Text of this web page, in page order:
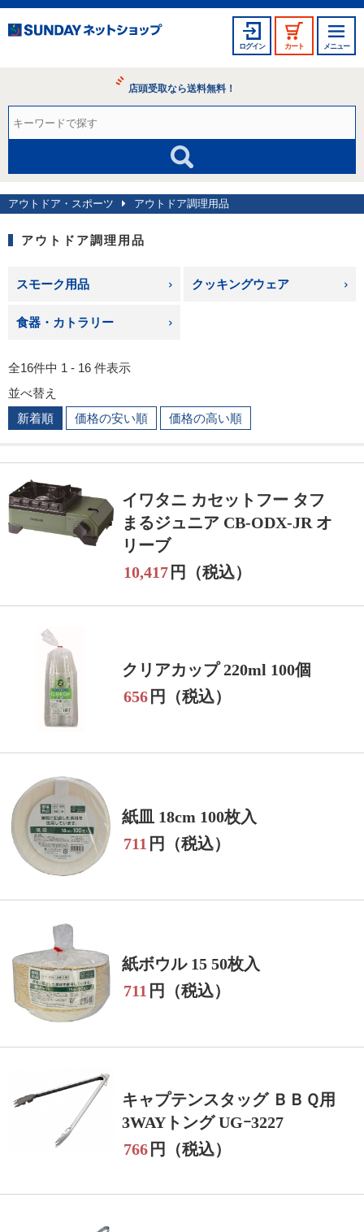
ログイン カート メニュー
店頭受取なら送料無料！
アウトドア・スポーツ アウトドア調理用品
アウトドア調理用品
スモーク用品 クッキングウェア
食器・カトラリー
全16件中 1 - 16 件表示
並べ替え
新着順
価格の安い順 価格の高い順
イワタニ カセットフー タフ
まるジュニア CB-ODX-JR オ
リーブ
10,417 円（税込）
クリアカップ 220ml 100個
656 円（税込）
紙皿 18cm 100枚入
711 円（税込）
紙ボウル 15 50枚入
711 円（税込）
キャプテンスタッグ ＢＢＱ用
3WAYトング UGｰ3227
766 円（税込）